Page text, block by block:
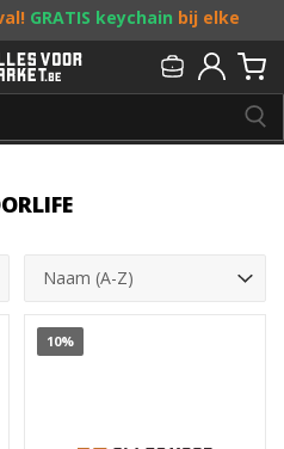
GRATIS keychain bij elke
acties! Doe je mee?
207 00 01
10%